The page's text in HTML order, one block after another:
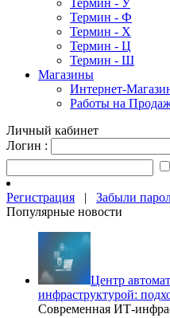
Термин - У
Термин - Ф
Термин - Х
Термин - Ц
Термин - Ш
Магазины
Интернет-
Работы на
Личный кабинет
Логин :
Регистрация | Забыли
Популярные новости
Центр
инфраструктурой:
Современная ИТ-